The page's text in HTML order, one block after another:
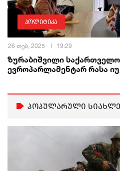
პოლიტიკა
26 თებ, 2025 19:29
ზურაბიშვილი
ევროპარლამენტარ რასა
პოპულარული